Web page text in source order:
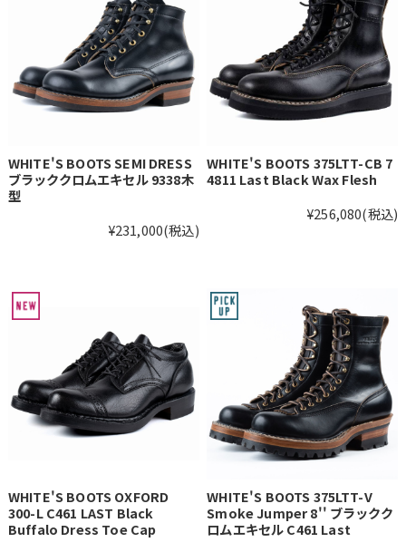
WHITE'S BOOTS SEMI DRESS
ブラッククロムエキセル 9338木
型
¥231,000(税込)
WHITE'S BOOTS 375LTT-CB 7
4811 Last Black Wax Flesh
¥256,080(税込)
WHITE'S BOOTS OXFORD
300-L C461 LAST Black
Buffalo Dress Toe Cap
WHITE'S BOOTS 375LTT-V
Smoke Jumper 8'' ブラックク
ロムエキセル C461 Last